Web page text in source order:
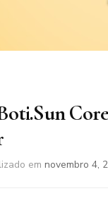
em novembro 4,